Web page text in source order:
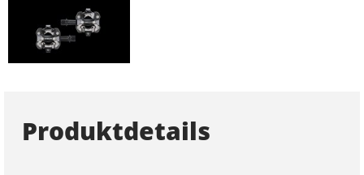
Produktdetails